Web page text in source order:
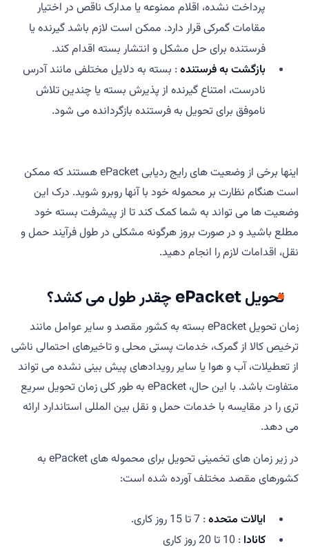
پرداخت نشده، اقلام ممنوعه یا مدارک ناقص در اختیار
مقامات گمرکی قرار دارد. ممکن است لازم باشد گیرنده یا
فرستنده برای حل مشکل و انتشار بسته اقدام کند.
بازگشت به فرستنده: بسته به دلایل مختلفی مانند آدرس
نادرست، امتناع گیرنده از پذیرش بسته یا چندین تلاش
ناموفق برای تحویل به فرستنده بازگردانده می شود.
اینها برخی از وضعیت های رایج ردیابی ePacket هستند که ممکن
است هنگام نظارت بر محموله خود با آنها روبرو شوید. درک این
وضعیت ها می تواند به شما کمک کند تا از پیشرفت بسته خود
مطلع باشید و در صورت بروز هرگونه مشکلی در طول فرآیند حمل و
نقل، اقدامات لازم را انجام دهید.
تحویل ePacket چقدر طول می کشد؟
زمان تحویل ePacket بسته به کشور مقصد و سایر عوامل مانند
ترخیص کالا از گمرک، خدمات پستی محلی و تاخیرهای احتمالی ناشی
از تعطیلات، آب و هوا یا سایر رویدادهای پیش بینی نشده می تواند
متفاوت باشد. با این حال، ePacket به طور کلی زمان تحویل سریع
تری را در مقایسه با خدمات حمل و نقل بین المللی استاندارد ارائه
می دهد.
در زیر زمان های تخمینی تحویل برای محموله های ePacket به
کشورهای مقصد مختلف آورده شده است:
ایالات متحده: 7 تا 15 روز کاری.
کانادا : 10 تا 20 روز کاری